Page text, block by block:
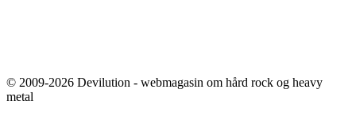
© 2009-2026 Devilution - webmagasin om hård rock og heavy
metal